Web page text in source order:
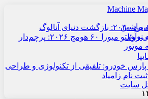
ماشین
نوآور
موتور
سایت
آنالوگ
معرفی لامبورگینی روئلتو میورا ۶۰ هومج ۲۰۲۶: پرچم‌دار
خودرو: تلفیقی از تکنولوژی و طراحی
نام زامیاد